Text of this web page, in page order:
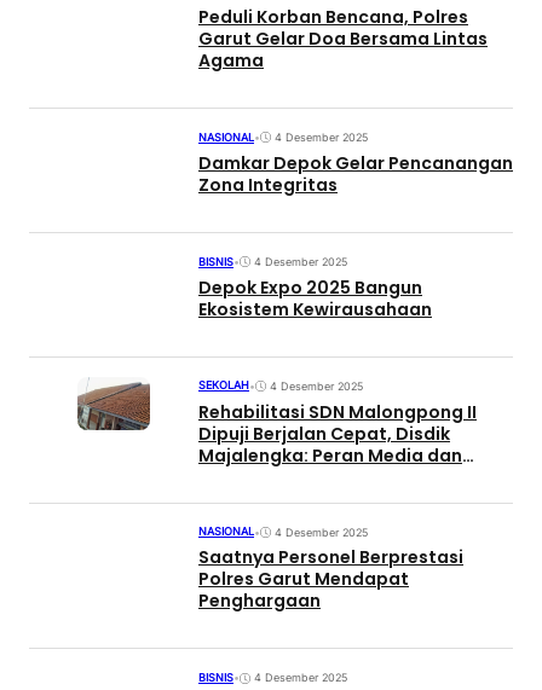
Peduli Korban Bencana, Polres
Garut Gelar Doa Bersama Lintas
Agama
NASIONAL• 4 Desember 2025
Damkar Depok Gelar Pencanangan
Zona Integritas
BISNIS• 4 Desember 2025
Depok Expo 2025 Bangun
Ekosistem Kewirausahaan
SEKOLAH• 4 Desember 2025
Rehabilitasi SDN Malongpong II
Dipuji Berjalan Cepat, Disdik
Majalengka: Peran Media dan
NASIONAL• 4 Desember 2025
Saatnya Personel Berprestasi
Polres Garut Mendapat
Penghargaan
BISNIS• 4 Desember 2025